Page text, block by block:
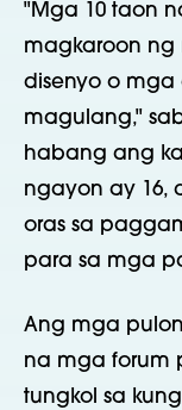
"Mga 10 taon
magkaroon
disenyo o mga
magulang,"
habang ang
ngayon ay 16,
oras sa
para sa mga
Ang mga
na mga forum
tungkol sa